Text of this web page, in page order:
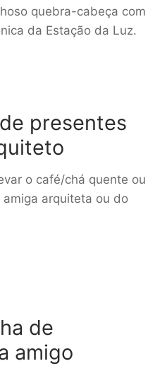
quebra-cabeça com
da Estação da Luz.
presentes
o café/chá quente ou
arquiteta ou do
de
amigo